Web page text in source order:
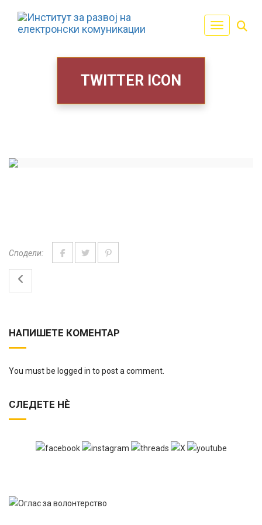
Toggle
TWITTER ICON
Сподели:
НАПИШЕТЕ КОМЕНТАР
You must be logged in to post a comment.
СЛЕДЕТЕ НЀ